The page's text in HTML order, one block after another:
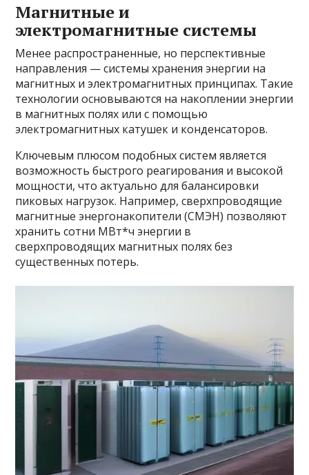
Магнитные и
электромагнитные системы
Менее распространенные, но перспективные
направления — системы хранения энергии на
магнитных и электромагнитных принципах. Такие
технологии основываются на накоплении энергии
в магнитных полях или с помощью
электромагнитных катушек и конденсаторов.
Ключевым плюсом подобных систем является
возможность быстрого реагирования и высокой
мощности, что актуально для балансировки
пиковых нагрузок. Например, сверхпроводящие
магнитные энергонакопители (СМЭН) позволяют
хранить сотни МВт*ч энергии в
сверхпроводящих магнитных полях без
существенных потерь.